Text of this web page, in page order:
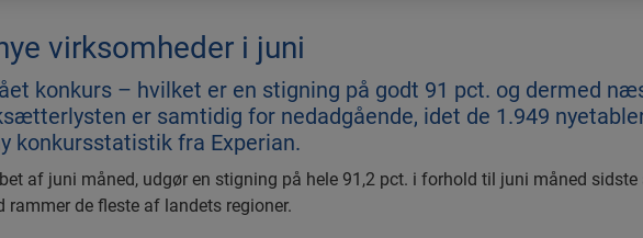
virksomheder i juni
konkurs – hvilket er en stigning på godt 91 pct. og dermed
er samtidig for nedadgående, idet de 1.949
konkursstatistik fra Experian.
af juni måned, udgør en stigning på hele 91,2 pct. i forhold til juni måned
de fleste af landets regioner.